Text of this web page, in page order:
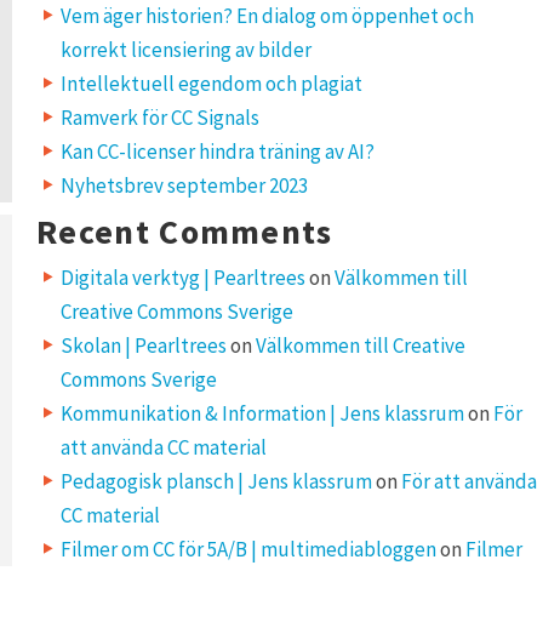
Vem äger historien? En dialog om öppenhet och
korrekt licensiering av bilder
Intellektuell egendom och plagiat
Ramverk för CC Signals
Kan CC-licenser hindra träning av AI?
Nyhetsbrev september 2023
Recent Comments
Digitala verktyg | PearltreesonVälkommen till
Creative Commons Sverige
Skolan | PearltreesonVälkommen till Creative
Commons Sverige
Kommunikation & Information | Jens klassrumon För
att använda CC material
Pedagogisk plansch | Jens klassrumon För att använda
CC material
Filmer om CC för 5A/B | multimediabloggenon Filmer